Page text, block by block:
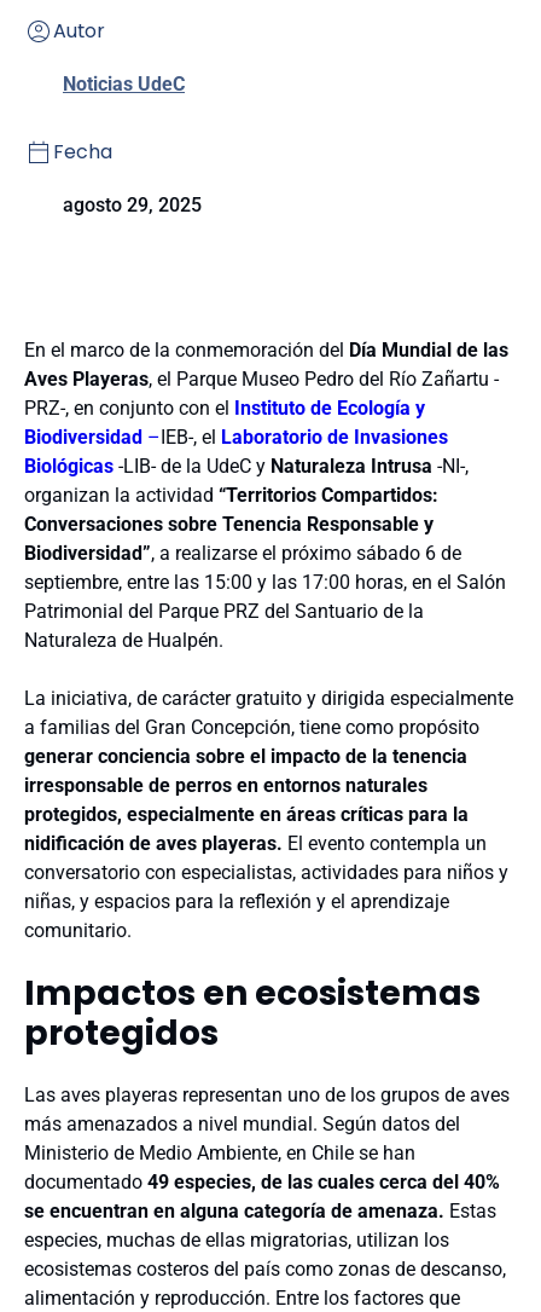
Autor
Noticias UdeC
Fecha
agosto 29, 2025
En el marco de la conmemoración del Día Mundial de las
Aves Playeras, el Parque Museo Pedro del Río Zañartu -
PRZ-, en conjunto con el Instituto de Ecología y
Biodiversidad –IEB-, el Laboratorio de Invasiones
Biológicas -LIB- de la UdeC y Naturaleza Intrusa -NI-,
organizan la actividad “Territorios Compartidos:
Conversaciones sobre Tenencia Responsable y
Biodiversidad”, a realizarse el próximo sábado 6 de
septiembre, entre las 15:00 y las 17:00 horas, en el Salón
Patrimonial del Parque PRZ del Santuario de la
Naturaleza de Hualpén.
La iniciativa, de carácter gratuito y dirigida especialmente
a familias del Gran Concepción, tiene como propósito
generar conciencia sobre el impacto de la tenencia
irresponsable de perros en entornos naturales
protegidos, especialmente en áreas críticas para la
nidificación de aves playeras. El evento contempla un
conversatorio con especialistas, actividades para niños y
niñas, y espacios para la reflexión y el aprendizaje
comunitario.
Impactos en ecosistemas
protegidos
Las aves playeras representan uno de los grupos de aves
más amenazados a nivel mundial. Según datos del
Ministerio de Medio Ambiente, en Chile se han
documentado 49 especies, de las cuales cerca del 40%
se encuentran en alguna categoría de amenaza. Estas
especies, muchas de ellas migratorias, utilizan los
ecosistemas costeros del país como zonas de descanso,
alimentación y reproducción. Entre los factores que